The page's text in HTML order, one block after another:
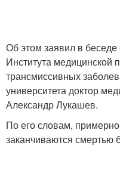
Об этом заявил в
Института медицинской
трансмиссивных
университета доктор
Александр Лукашев.
По его словам,
заканчиваются смертью